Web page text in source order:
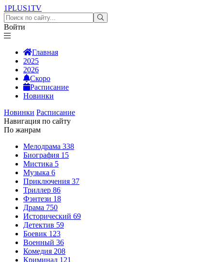
1PLUS1TV
Войти
Главная
2025
2026
Скоро
Расписание
Новинки
Новинки Расписание
Навигация по сайту
По жанрам
Мелодрама 338
Биография 15
Мистика 5
Музыка 6
Приключения 37
Триллер 86
Фэнтези 18
Драма 750
Исторический 69
Детектив 59
Боевик 123
Военный 36
Комедия 208
Криминал 121